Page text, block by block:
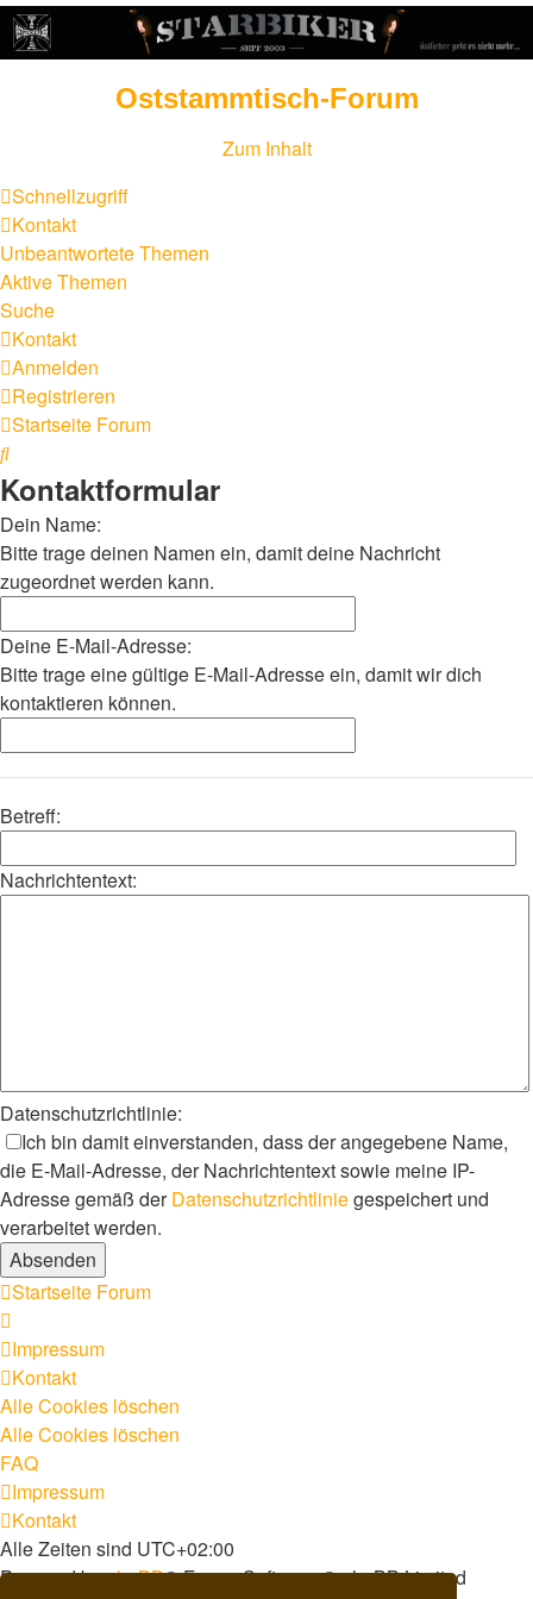
Oststammtisch-Forum
Zum Inhalt
Schnellzugriff
Kontakt
Unbeantwortete Themen
Aktive Themen
Suche
Kontakt
Anmelden
Registrieren
Startseite Forum
Suche
Kontaktformular
Dein Name:
Bitte trage deinen Namen ein, damit deine Nachricht
zugeordnet werden kann.
Deine E-Mail-Adresse:
Bitte trage eine gültige E-Mail-Adresse ein, damit wir dich
kontaktieren können.
Betreff:
Nachrichtentext:
Datenschutzrichtlinie:
Ich bin damit einverstanden, dass der angegebene Name,
die E-Mail-Adresse, der Nachrichtentext sowie meine IP-
Adresse gemäß derDatenschutzrichtliniegespeichert und
verarbeitet werden.
Startseite Forum
Impressum
Kontakt
Alle Cookies löschen
Alle Cookies löschen
FAQ
Impressum
Kontakt
Alle Zeiten sind UTC+02:00
Powered byphpBB® Forum Software © phpBB Limited